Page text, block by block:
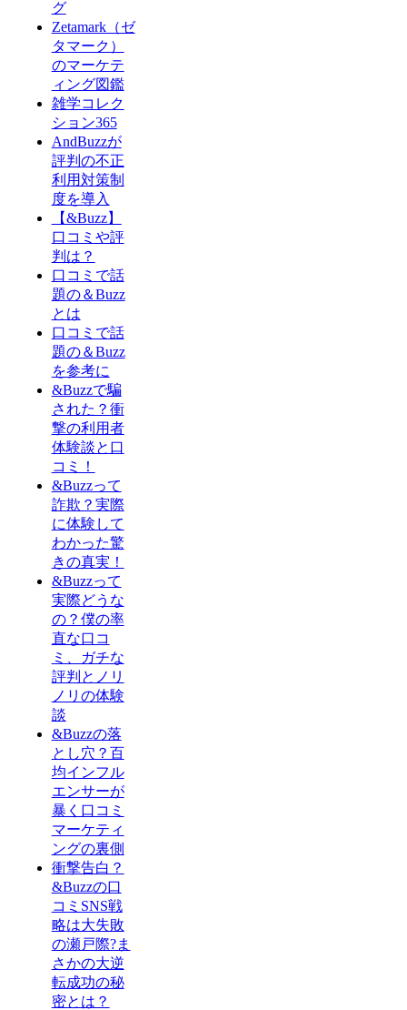
グ
Zetamark（ゼ
タマーク）
のマーケテ
ィング図鑑
雑学コレク
ション365
AndBuzzが
評判の不正
利用対策制
度を導入
【&Buzz】
口コミや評
判は？
口コミで話
題の＆Buzz
とは
口コミで話
題の＆Buzz
を参考に
&Buzzで騙
された？衝
撃の利用者
体験談と口
コミ！
&Buzzって
詐欺？実際
に体験して
わかった驚
きの真実！
&Buzzって
実際どうな
の？僕の率
直な口コ
ミ、ガチな
評判とノリ
ノリの体験
談
&Buzzの落
とし穴？百
均インフル
エンサーが
暴く口コミ
マーケティ
ングの裏側
衝撃告白？
&Buzzの口
コミSNS戦
略は大失敗
の瀬戸際?ま
さかの大逆
転成功の秘
密とは？